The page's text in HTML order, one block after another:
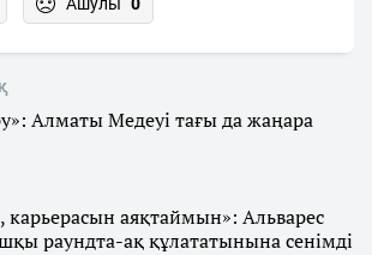
Алматы Медеуі тағы да жаңара
аяқтаймын»: Альварес
раундта-ақ құлататынына сенімді